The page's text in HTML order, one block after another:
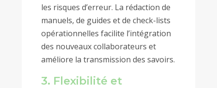
les risques d’erreur. La rédaction de
manuels, de guides et de check-lists
opérationnelles facilite l’intégration
des nouveaux collaborateurs et
améliore la transmission des savoirs.
3. Flexibilité et